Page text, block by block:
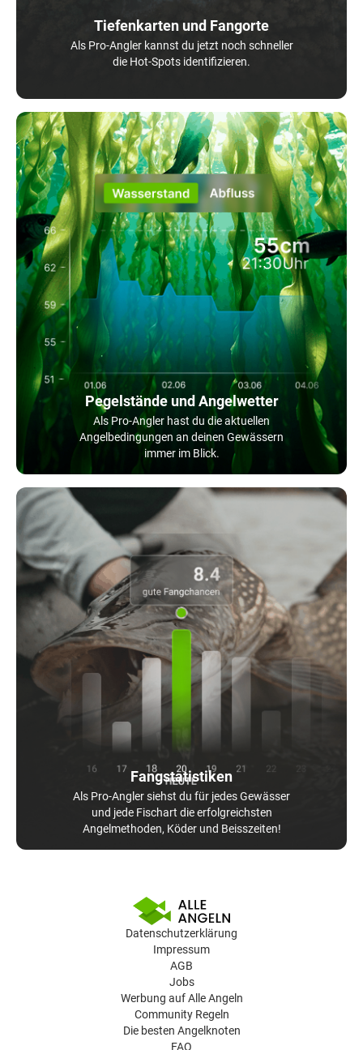
Tiefenkarten und Fangorte
Als Pro-Angler kannst du jetzt noch schneller
die Hot-Spots identifizieren.
Pegelstände und Angelwetter
Als Pro-Angler hast du die aktuellen
Angelbedingungen an deinen Gewässern
immer im Blick.
Fangstatistiken
Als Pro-Angler siehst du für jedes Gewässer
und jede Fischart die erfolgreichsten
Angelmethoden, Köder und Beisszeiten!
Datenschutzerklärung
Impressum
AGB
Jobs
Werbung auf Alle Angeln
Community Regeln
Die besten Angelknoten
FAQ